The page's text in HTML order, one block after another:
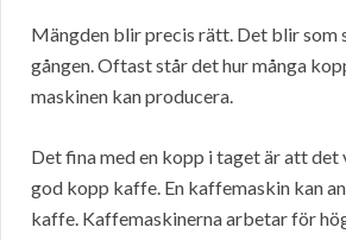
Mängden blir precis rätt. Det blir som
gången. Oftast står det hur många
maskinen kan producera.
Det fina med en kopp i taget är att
god kopp kaffe. En kaffemaskin kan
kaffe. Kaffemaskinerna arbetar för